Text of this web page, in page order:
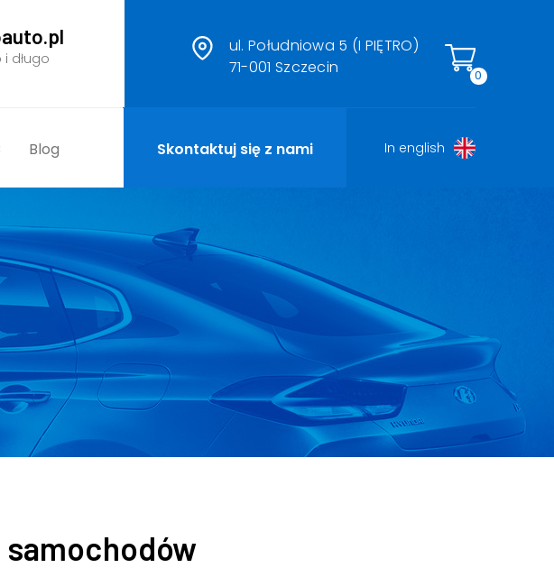
długo
ul. Południowa 5 (I PIĘTRO)
71-001 Szczecin
0
Blog Skontaktuj się z nami In english
samochodów